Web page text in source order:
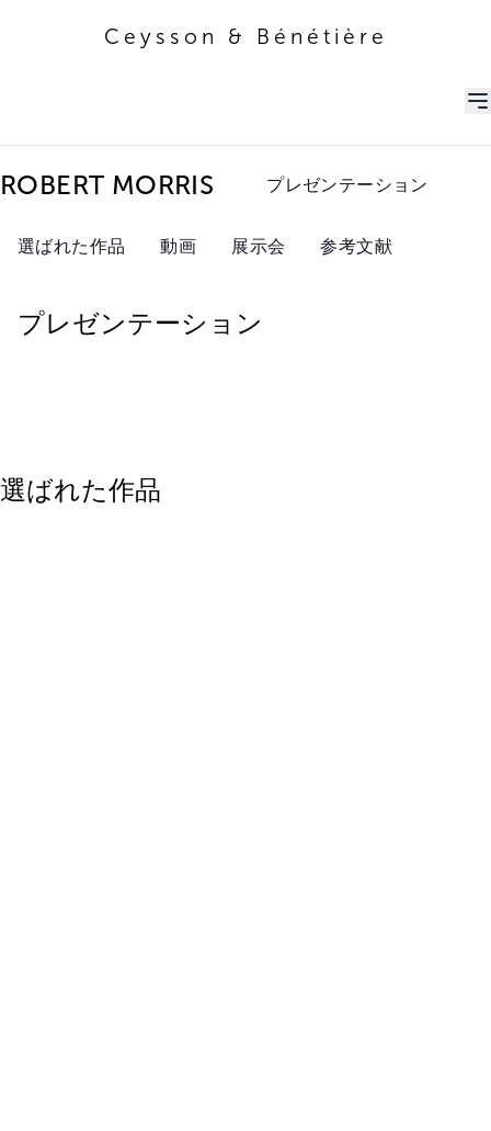
Ceysson & Bénétière
ROBERT MORRIS プレゼンテーション
選ばれた作品 動画 展示会 参考文献
プレゼンテーション
選ばれた作品